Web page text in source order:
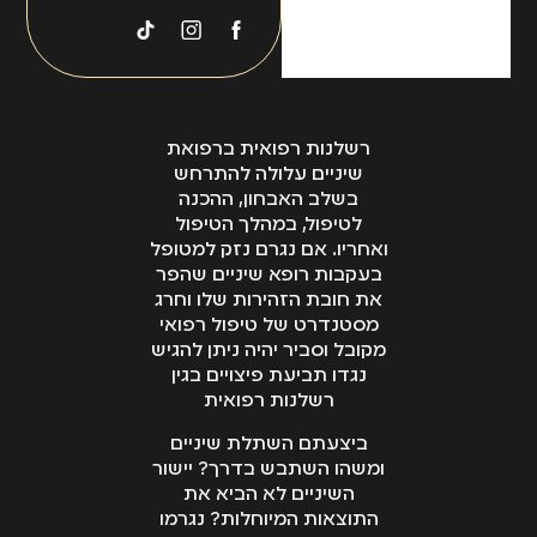
רשלנות רפואית ברפואת
שיניים עלולה להתרחש
בשלב האבחון, ההכנה
לטיפול, במהלך הטיפול
ואחריו. אם נגרם נזק למטופל
בעקבות רופא שיניים שהפר
את חובת הזהירות שלו וחרג
מסטנדרט של טיפול רפואי
מקובל וסביר יהיה ניתן להגיש
נגדו תביעת פיצויים בגין
רשלנות רפואית
ביצעתם השתלת שיניים
ומשהו השתבש בדרך? יישור
השיניים לא הביא את
התוצאות המיוחלות? נגרמו